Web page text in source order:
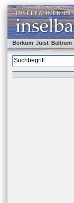
Borkum Juist Baltrum